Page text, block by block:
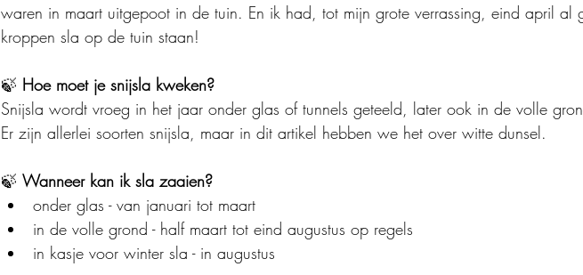
waren in maart uitgepoot in de tuin. En ik had, tot mijn grote verrassing, eind april al
kroppen sla op de tuin staan!
🍃 Hoe moet je snijsla kweken?
Snijsla wordt vroeg in het jaar onder glas of tunnels geteeld, later ook in de volle
Er zijn allerlei soorten snijsla, maar in dit artikel hebben we het over witte dunsel.
🍃 Wanneer kan ik sla zaaien?
onder glas - van januari tot maart
in de volle grond - half maart tot eind augustus op regels
in kasje voor winter sla - in augustus